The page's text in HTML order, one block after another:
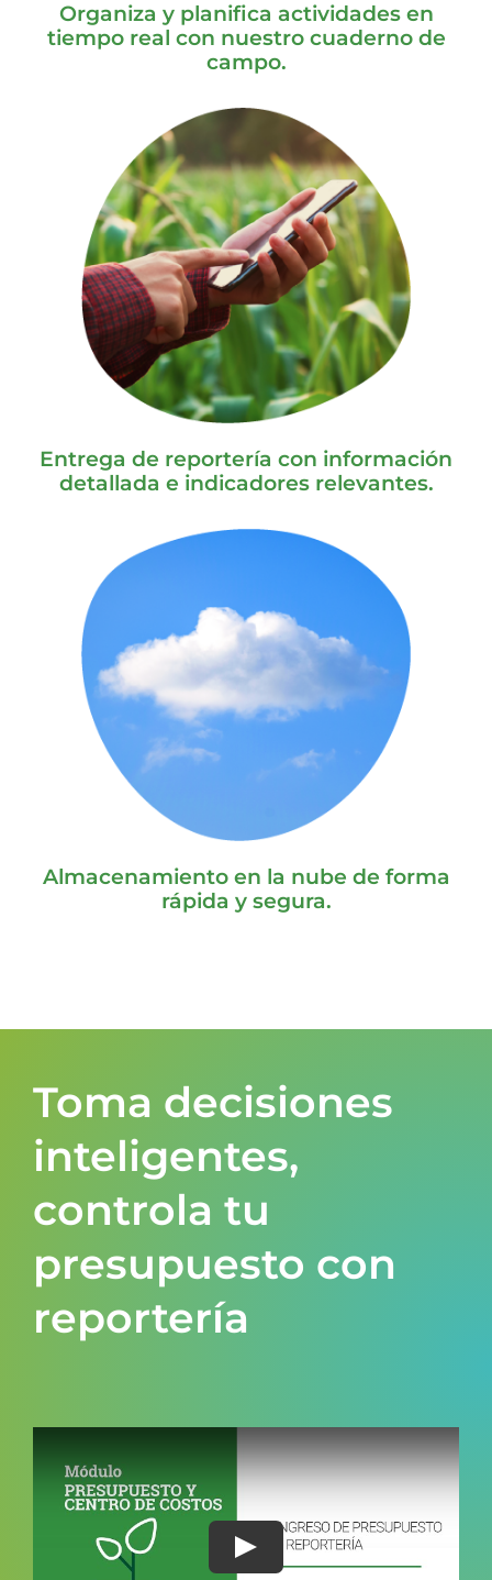
Organiza y planifica actividades en
tiempo real con nuestro cuaderno de
campo.
Entrega de reportería con información
detallada e indicadores relevantes.
Almacenamiento en la nube de forma
rápida y segura.
Toma decisiones
inteligentes,
controla tu
presupuesto con
reportería
Play